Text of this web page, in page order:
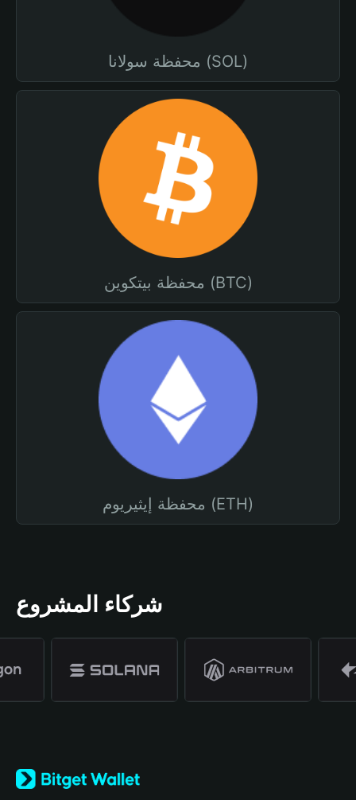
محفظة سولانا (SOL)
محفظة بيتكوين (BTC)
محفظة إيثيريوم (ETH)
شركاء المشروع